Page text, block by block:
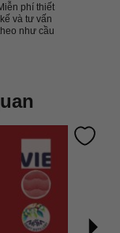
phí thiết
kế và tư vấn
như cầu